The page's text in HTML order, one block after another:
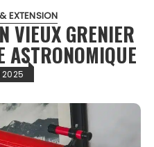
EXTENSION
VIEUX GRENIER
ASTRONOMIQUE